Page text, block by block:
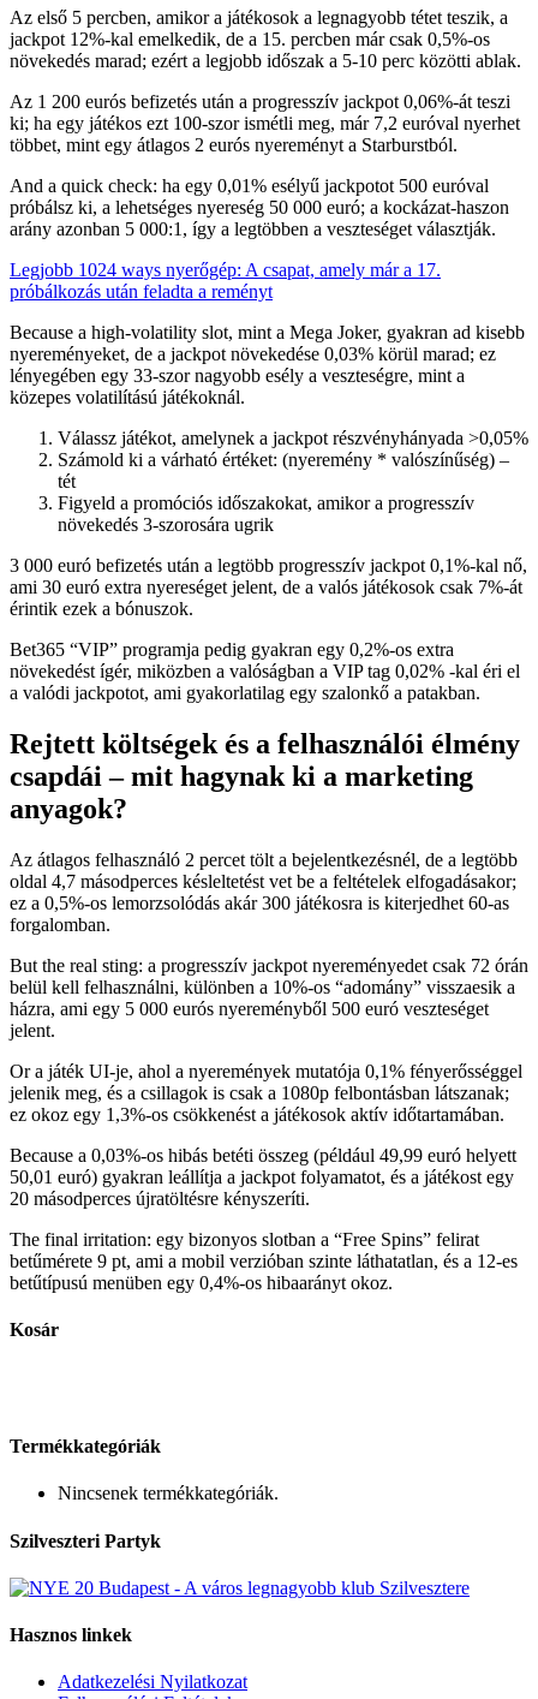
Az első 5 percben, amikor a játékosok a legnagyobb tétet teszik, a
jackpot 12%-kal emelkedik, de a 15. percben már csak 0,5%-os
növekedés marad; ezért a legjobb időszak a 5‑10 perc közötti ablak.
Az 1 200 eurós befizetés után a progresszív jackpot 0,06%-át teszi
ki; ha egy játékos ezt 100-szor ismétli meg, már 7,2 euróval nyerhet
többet, mint egy átlagos 2 eurós nyereményt a Starburstból.
And a quick check: ha egy 0,01% esélyű jackpotot 500 euróval
próbálsz ki, a lehetséges nyereség 50 000 euró; a kockázat‑haszon
arány azonban 5 000:1, így a legtöbben a veszteséget választják.
Legjobb 1024 ways nyerőgép: A csapat, amely már a 17.
próbálkozás után feladta a reményt
Because a high‑volatility slot, mint a Mega Joker, gyakran ad kisebb
nyereményeket, de a jackpot növekedése 0,03% körül marad; ez
lényegében egy 33-szor nagyobb esély a veszteségre, mint a
közepes volatilítású játékoknál.
Válassz játékot, amelynek a jackpot részvényhányada >0,05%
Számold ki a várható értéket: (nyeremény * valószínűség) –
tét
Figyeld a promóciós időszakokat, amikor a progresszív
növekedés 3‑szorosára ugrik
3 000 euró befizetés után a legtöbb progresszív jackpot 0,1%-kal nő,
ami 30 euró extra nyereséget jelent, de a valós játékosok csak 7%-át
érintik ezek a bónuszok.
Bet365 “VIP” programja pedig gyakran egy 0,2%-os extra
növekedést ígér, miközben a valóságban a VIP tag 0,02% -kal éri el
a valódi jackpotot, ami gyakorlatilag egy szalonkő a patakban.
Rejtett költségek és a felhasználói élmény
csapdái – mit hagynak ki a marketing
anyagok?
Az átlagos felhasználó 2 percet tölt a bejelentkezésnél, de a legtöbb
oldal 4,7 másodperces késleltetést vet be a feltételek elfogadásakor;
ez a 0,5%-os lemorzsolódás akár 300 játékosra is kiterjedhet 60‑as
forgalomban.
But the real sting: a progresszív jackpot nyereményedet csak 72 órán
belül kell felhasználni, különben a 10%-os “adomány” visszaesik a
házra, ami egy 5 000 eurós nyereményből 500 euró veszteséget
jelent.
Or a játék UI-je, ahol a nyeremények mutatója 0,1% fényerősséggel
jelenik meg, és a csillagok is csak a 1080p felbontásban látszanak;
ez okoz egy 1,3%-os csökkenést a játékosok aktív időtartamában.
Because a 0,03%-os hibás betéti összeg (például 49,99 euró helyett
50,01 euró) gyakran leállítja a jackpot folyamatot, és a játékost egy
20 másodperces újratöltésre kényszeríti.
The final irritation: egy bizonyos slotban a “Free Spins” felirat
betűmérete 9 pt, ami a mobil verzióban szinte láthatatlan, és a 12‑es
betűtípusú menüben egy 0,4%-os hibaarányt okoz.
Kosár
Termékkategóriák
Nincsenek termékkategóriák.
Szilveszteri Partyk
Hasznos linkek
Adatkezelési Nyilatkozat